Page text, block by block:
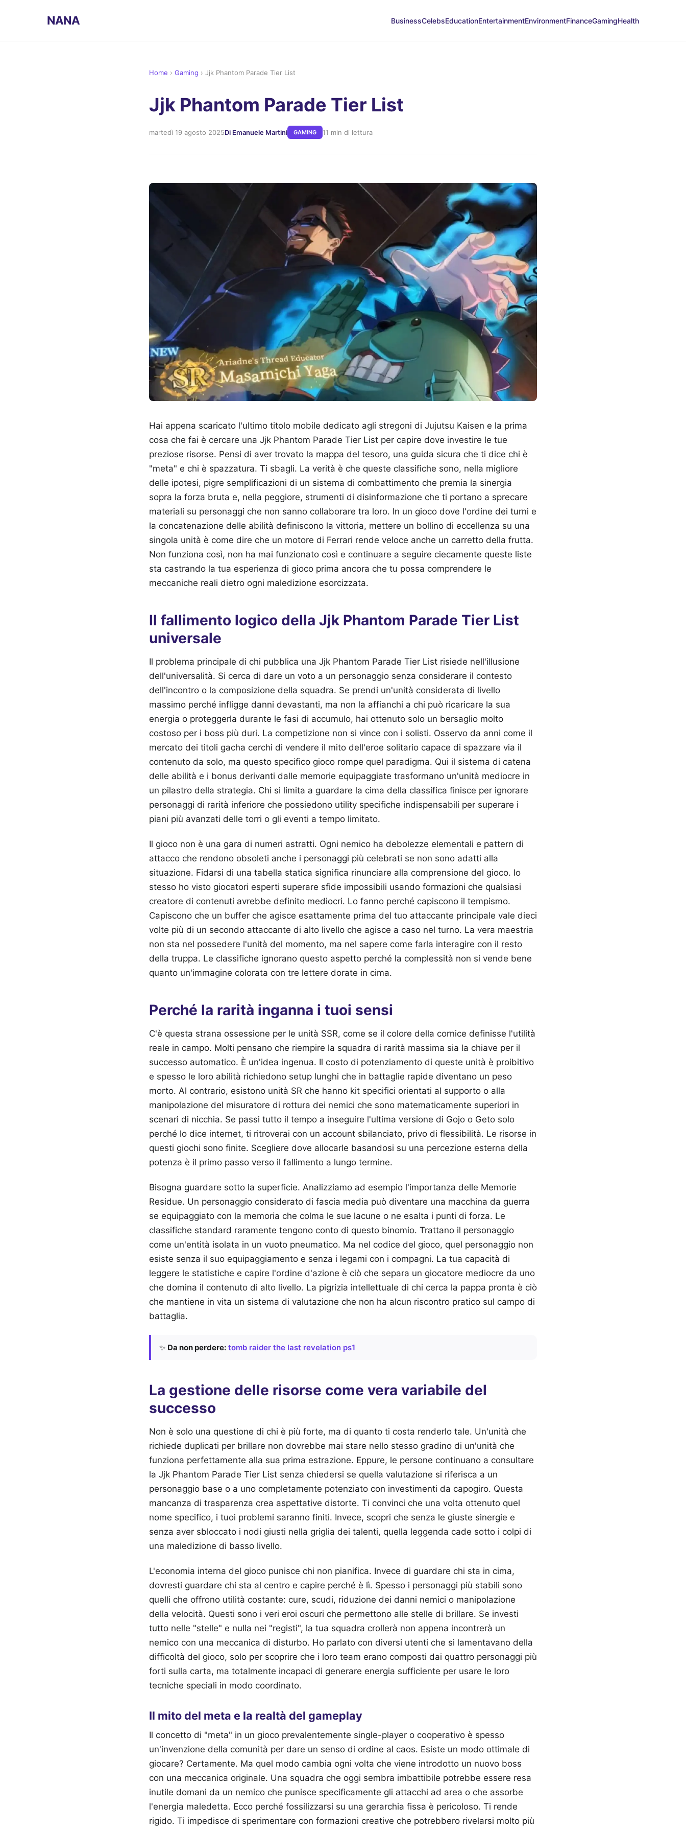
NANA BusinessCelebsEducationEntertainmentEnvironmentFinanceGamingHealth
Home › Gaming › Jjk Phantom Parade Tier List
Jjk Phantom Parade Tier List
martedì 19 agosto 2025Di Emanuele Martini GAMING 11 min di lettura
Hai appena scaricato l'ultimo titolo mobile dedicato agli stregoni di Jujutsu Kaisen e la prima
cosa che fai è cercare una Jjk Phantom Parade Tier List per capire dove investire le tue
preziose risorse. Pensi di aver trovato la mappa del tesoro, una guida sicura che ti dice chi è
"meta" e chi è spazzatura. Ti sbagli. La verità è che queste classifiche sono, nella migliore
delle ipotesi, pigre semplificazioni di un sistema di combattimento che premia la sinergia
sopra la forza bruta e, nella peggiore, strumenti di disinformazione che ti portano a sprecare
materiali su personaggi che non sanno collaborare tra loro. In un gioco dove l'ordine dei turni e
la concatenazione delle abilità definiscono la vittoria, mettere un bollino di eccellenza su una
singola unità è come dire che un motore di Ferrari rende veloce anche un carretto della frutta.
Non funziona così, non ha mai funzionato così e continuare a seguire ciecamente queste liste
sta castrando la tua esperienza di gioco prima ancora che tu possa comprendere le
meccaniche reali dietro ogni maledizione esorcizzata.
Il fallimento logico della Jjk Phantom Parade Tier List
universale
Il problema principale di chi pubblica una Jjk Phantom Parade Tier List risiede nell'illusione
dell'universalità. Si cerca di dare un voto a un personaggio senza considerare il contesto
dell'incontro o la composizione della squadra. Se prendi un'unità considerata di livello
massimo perché infligge danni devastanti, ma non la affianchi a chi può ricaricare la sua
energia o proteggerla durante le fasi di accumulo, hai ottenuto solo un bersaglio molto
costoso per i boss più duri. La competizione non si vince con i solisti. Osservo da anni come il
mercato dei titoli gacha cerchi di vendere il mito dell'eroe solitario capace di spazzare via il
contenuto da solo, ma questo specifico gioco rompe quel paradigma. Qui il sistema di catena
delle abilità e i bonus derivanti dalle memorie equipaggiate trasformano un'unità mediocre in
un pilastro della strategia. Chi si limita a guardare la cima della classifica finisce per ignorare
personaggi di rarità inferiore che possiedono utility specifiche indispensabili per superare i
piani più avanzati delle torri o gli eventi a tempo limitato.
Il gioco non è una gara di numeri astratti. Ogni nemico ha debolezze elementali e pattern di
attacco che rendono obsoleti anche i personaggi più celebrati se non sono adatti alla
situazione. Fidarsi di una tabella statica significa rinunciare alla comprensione del gioco. Io
stesso ho visto giocatori esperti superare sfide impossibili usando formazioni che qualsiasi
creatore di contenuti avrebbe definito mediocri. Lo fanno perché capiscono il tempismo.
Capiscono che un buffer che agisce esattamente prima del tuo attaccante principale vale dieci
volte più di un secondo attaccante di alto livello che agisce a caso nel turno. La vera maestria
non sta nel possedere l'unità del momento, ma nel sapere come farla interagire con il resto
della truppa. Le classifiche ignorano questo aspetto perché la complessità non si vende bene
quanto un'immagine colorata con tre lettere dorate in cima.
Perché la rarità inganna i tuoi sensi
C'è questa strana ossessione per le unità SSR, come se il colore della cornice definisse l'utilità
reale in campo. Molti pensano che riempire la squadra di rarità massima sia la chiave per il
successo automatico. È un'idea ingenua. Il costo di potenziamento di queste unità è proibitivo
e spesso le loro abilità richiedono setup lunghi che in battaglie rapide diventano un peso
morto. Al contrario, esistono unità SR che hanno kit specifici orientati al supporto o alla
manipolazione del misuratore di rottura dei nemici che sono matematicamente superiori in
scenari di nicchia. Se passi tutto il tempo a inseguire l'ultima versione di Gojo o Geto solo
perché lo dice internet, ti ritroverai con un account sbilanciato, privo di flessibilità. Le risorse in
questi giochi sono finite. Scegliere dove allocarle basandosi su una percezione esterna della
potenza è il primo passo verso il fallimento a lungo termine.
Bisogna guardare sotto la superficie. Analizziamo ad esempio l'importanza delle Memorie
Residue. Un personaggio considerato di fascia media può diventare una macchina da guerra
se equipaggiato con la memoria che colma le sue lacune o ne esalta i punti di forza. Le
classifiche standard raramente tengono conto di questo binomio. Trattano il personaggio
come un'entità isolata in un vuoto pneumatico. Ma nel codice del gioco, quel personaggio non
esiste senza il suo equipaggiamento e senza i legami con i compagni. La tua capacità di
leggere le statistiche e capire l'ordine d'azione è ciò che separa un giocatore mediocre da uno
che domina il contenuto di alto livello. La pigrizia intellettuale di chi cerca la pappa pronta è ciò
che mantiene in vita un sistema di valutazione che non ha alcun riscontro pratico sul campo di
battaglia.
✨ Da non perdere: tomb raider the last revelation ps1
La gestione delle risorse come vera variabile del
successo
Non è solo una questione di chi è più forte, ma di quanto ti costa renderlo tale. Un'unità che
richiede duplicati per brillare non dovrebbe mai stare nello stesso gradino di un'unità che
funziona perfettamente alla sua prima estrazione. Eppure, le persone continuano a consultare
la Jjk Phantom Parade Tier List senza chiedersi se quella valutazione si riferisca a un
personaggio base o a uno completamente potenziato con investimenti da capogiro. Questa
mancanza di trasparenza crea aspettative distorte. Ti convinci che una volta ottenuto quel
nome specifico, i tuoi problemi saranno finiti. Invece, scopri che senza le giuste sinergie e
senza aver sbloccato i nodi giusti nella griglia dei talenti, quella leggenda cade sotto i colpi di
una maledizione di basso livello.
L'economia interna del gioco punisce chi non pianifica. Invece di guardare chi sta in cima,
dovresti guardare chi sta al centro e capire perché è lì. Spesso i personaggi più stabili sono
quelli che offrono utilità costante: cure, scudi, riduzione dei danni nemici o manipolazione
della velocità. Questi sono i veri eroi oscuri che permettono alle stelle di brillare. Se investi
tutto nelle "stelle" e nulla nei "registi", la tua squadra crollerà non appena incontrerà un
nemico con una meccanica di disturbo. Ho parlato con diversi utenti che si lamentavano della
difficoltà del gioco, solo per scoprire che i loro team erano composti dai quattro personaggi più
forti sulla carta, ma totalmente incapaci di generare energia sufficiente per usare le loro
tecniche speciali in modo coordinato.
Il mito del meta e la realtà del gameplay
Il concetto di "meta" in un gioco prevalentemente single-player o cooperativo è spesso
un'invenzione della comunità per dare un senso di ordine al caos. Esiste un modo ottimale di
giocare? Certamente. Ma quel modo cambia ogni volta che viene introdotto un nuovo boss
con una meccanica originale. Una squadra che oggi sembra imbattibile potrebbe essere resa
inutile domani da un nemico che punisce specificamente gli attacchi ad area o che assorbe
l'energia maledetta. Ecco perché fossilizzarsi su una gerarchia fissa è pericoloso. Ti rende
rigido. Ti impedisce di sperimentare con formazioni creative che potrebbero rivelarsi molto più